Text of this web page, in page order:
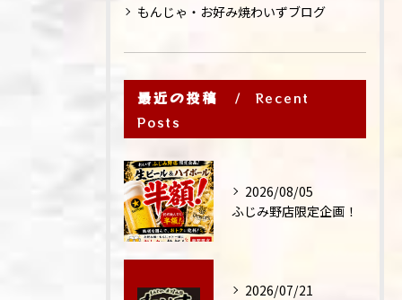
もんじゃ・お好み焼わいずブログ
最近の投稿
Recent
Posts
2026/08/05
ふじみ野店限定企画！
2026/07/21